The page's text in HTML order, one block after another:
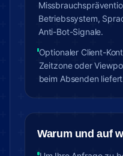
Betriebssystem,
Anti-Bot-Signale.
Optionaler Client-
Zeitzone oder
beim Absenden
Warum und auf